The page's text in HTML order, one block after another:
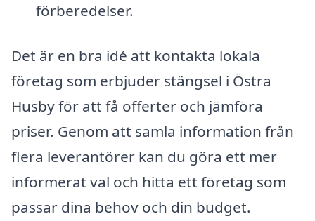
förberedelser.
Det är en bra idé att kontakta lokala
företag som erbjuder stängsel i Östra
Husby för att få offerter och jämföra
priser. Genom att samla information från
flera leverantörer kan du göra ett mer
informerat val och hitta ett företag som
passar dina behov och din budget.